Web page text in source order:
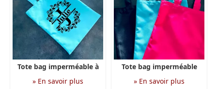
Tote bag imperméable à
personnaliser
» En savoir plus
Tote bag imperméable
» En savoir plus